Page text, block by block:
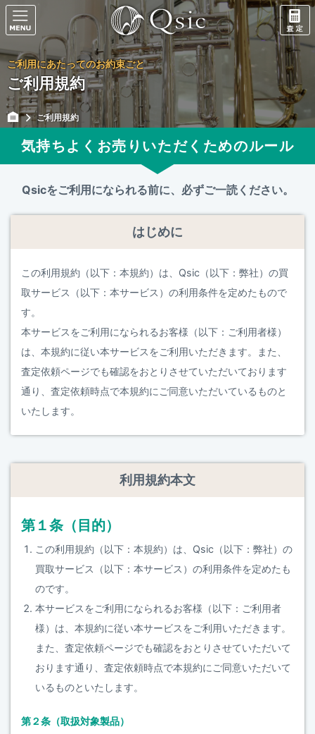
ご利用にあたってのお約束ごと
ご利用規約
ご利用規約
気持ちよくお売りいただくためのルール
Qsicをご利用になられる前に、 必ずご一読ください。
はじめに
この利用規約（以下：本規約）は、Qsic（以下：弊社）の買
取サービス（以下：本サービス）の利用条件を定めたもので
す。
本サービスをご利用になられるお客様（以下：ご利用者様）
は、本規約に従い本サービスをご利用いただきます。また、
査定依頼ページでも確認をおとりさせていただいております
通り、査定依頼時点で本規約にご同意いただいているものと
いたします。
利用規約本文
第１条（目的）
この利用規約（以下：本規約）は、Qsic（以下：弊社）の
買取サービス（以下：本サービス）の利用条件を定めたも
のです。
本サービスをご利用になられるお客様（以下：ご利用者
様）は、本規約に従い本サービスをご利用いただきます。
また、査定依頼ページでも確認をおとりさせていただいて
おります通り、査定依頼時点で本規約にご同意いただいて
いるものといたします。
第２条（取扱対象製品）